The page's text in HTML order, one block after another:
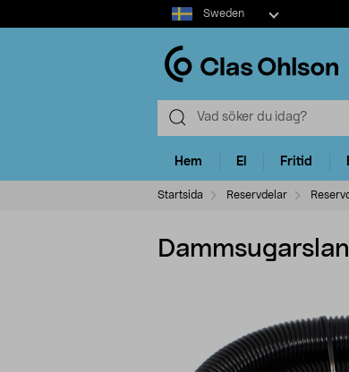
Select
market
Sweden
Hem El Fritid
Startsida Reservdelar